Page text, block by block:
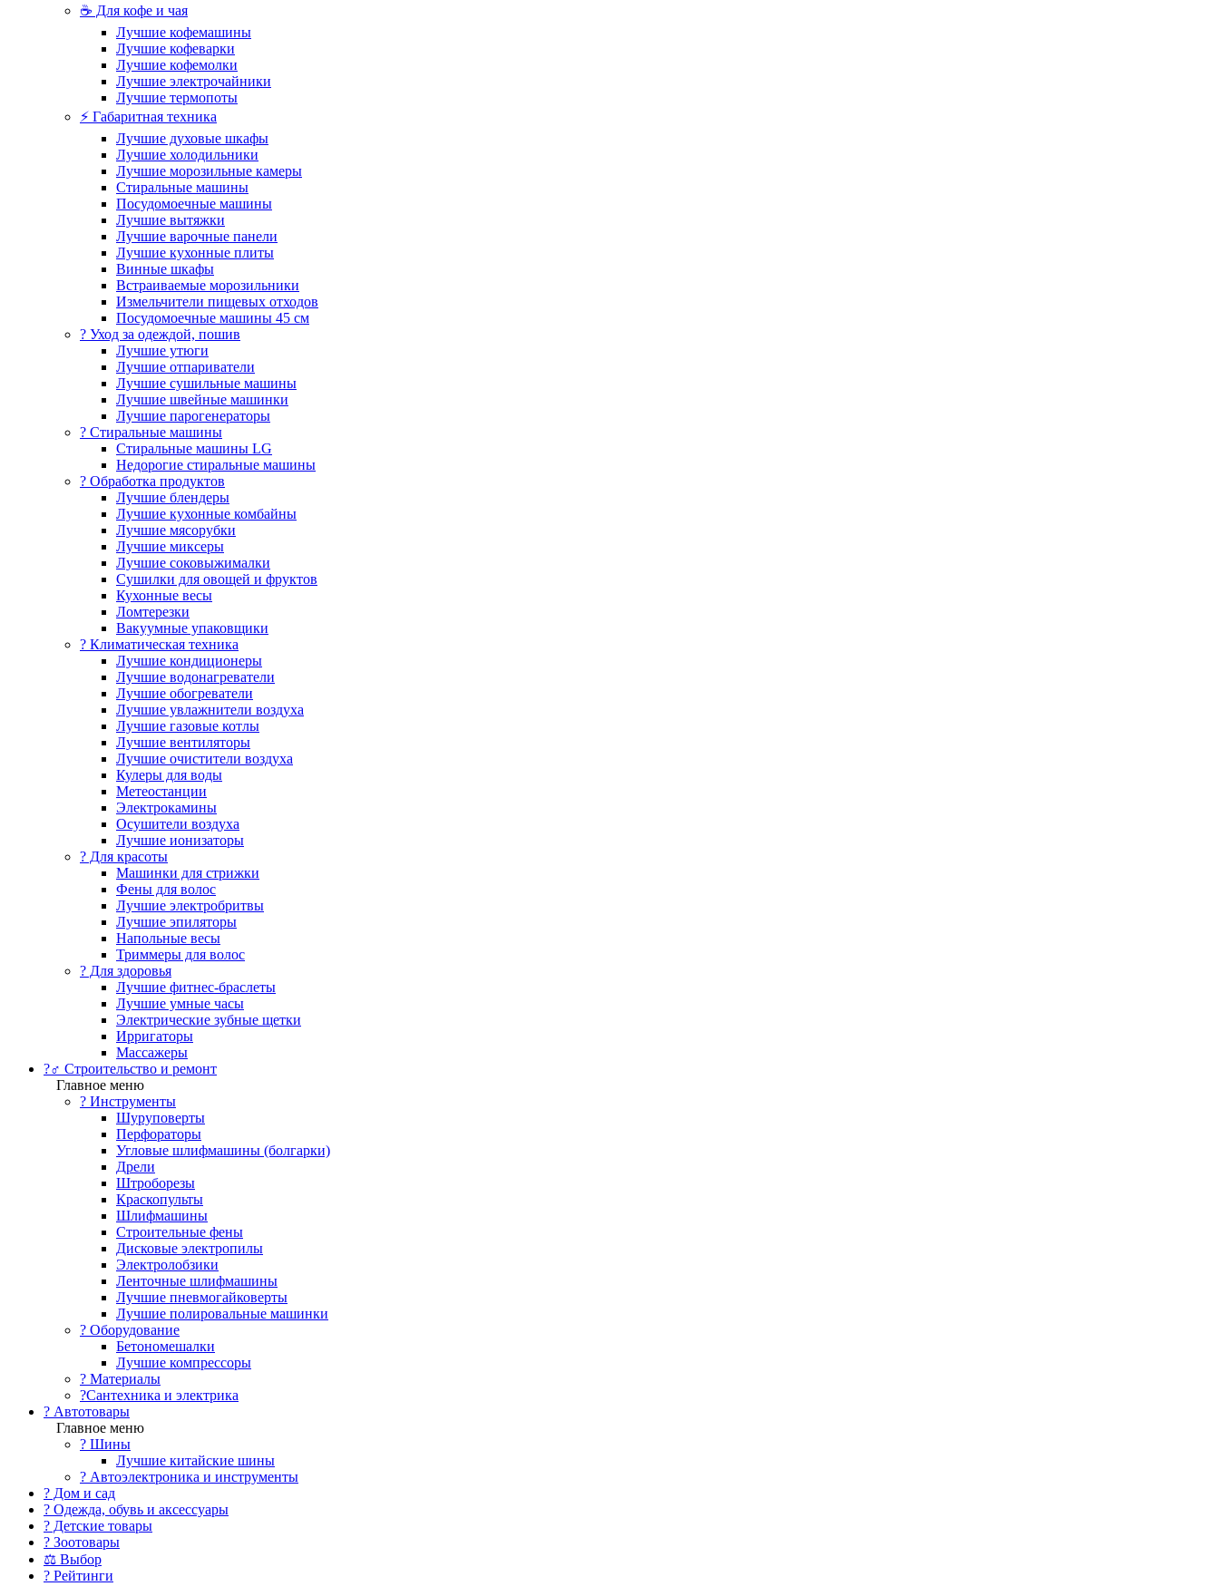
☕ Для кофе и чая
Лучшие кофемашины
Лучшие кофеварки
Лучшие кофемолки
Лучшие электрочайники
Лучшие термопоты
⚡ Габаритная техника
Лучшие духовые шкафы
Лучшие холодильники
Лучшие морозильные камеры
Стиральные машины
Посудомоечные машины
Лучшие вытяжки
Лучшие варочные панели
Лучшие кухонные плиты
Винные шкафы
Встраиваемые морозильники
Измельчители пищевых отходов
Посудомоечные машины 45 см
? Уход за одеждой, пошив
Лучшие утюги
Лучшие отпариватели
Лучшие сушильные машины
Лучшие швейные машинки
Лучшие парогенераторы
? Стиральные машины
Стиральные машины LG
Недорогие стиральные машины
? Обработка продуктов
Лучшие блендеры
Лучшие кухонные комбайны
Лучшие мясорубки
Лучшие миксеры
Лучшие соковыжималки
Сушилки для овощей и фруктов
Кухонные весы
Ломтерезки
Вакуумные упаковщики
?️ Климатическая техника
Лучшие кондиционеры
Лучшие водонагреватели
Лучшие обогреватели
Лучшие увлажнители воздуха
Лучшие газовые котлы
Лучшие вентиляторы
Лучшие очистители воздуха
Кулеры для воды
Метеостанции
Электрокамины
Осушители воздуха
Лучшие ионизаторы
? Для красоты
Машинки для стрижки
Фены для волос
Лучшие электробритвы
Лучшие эпиляторы
Напольные весы
Триммеры для волос
? Для здоровья
Лучшие фитнес-браслеты
Лучшие умные часы
Электрические зубные щетки
Ирригаторы
Массажеры
?‍♂️ Строительство и ремонт
Главное меню
?️ Инструменты
Шуруповерты
Перфораторы
Угловые шлифмашины (болгарки)
Дрели
Штроборезы
Краскопульты
Шлифмашины
Строительные фены
Дисковые электропилы
Электролобзики
Ленточные шлифмашины
Лучшие пневмогайковерты
Лучшие полировальные машинки
?️ Оборудование
Бетономешалки
Лучшие компрессоры
? Материалы
?Сантехника и электрика
? Автотовары
Главное меню
? Шины
Лучшие китайские шины
? Автоэлектроника и инструменты
? Дом и сад
? Одежда, обувь и аксессуары
? Детские товары
? Зоотовары
⚖ Выбор
? Рейтинги